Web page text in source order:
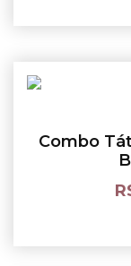
Combo